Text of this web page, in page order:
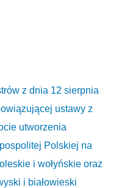
z dnia 12 sierpnia
ustawy z
utworzenia
Polskiej na
i wołyńskie oraz
i białowieski